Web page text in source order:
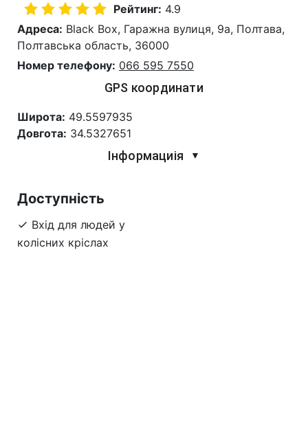
Рейтинг: 4.9
Адреса: Black Box, Гаражна вулиця, 9a, Полтава,
Полтавська область, 36000
Номер телефону: 066 595 7550
GPS координати
Широта: 49.5597935
Довгота: 34.5327651
Інформациія ▼
Доступність
Вхід для людей у
колісних кріслах